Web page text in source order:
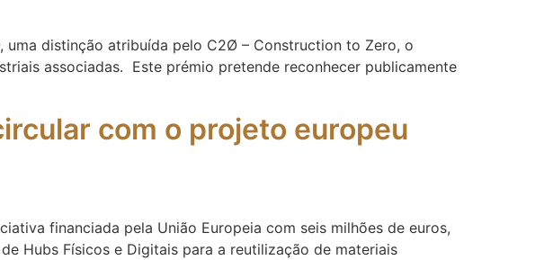
uma distinção atribuída pelo C2Ø – Construction to Zero, o
associadas. Este prémio pretende reconhecer publicamente
com o projeto europeu
financiada pela União Europeia com seis milhões de euros,
Hubs Físicos e Digitais para a reutilização de materiais